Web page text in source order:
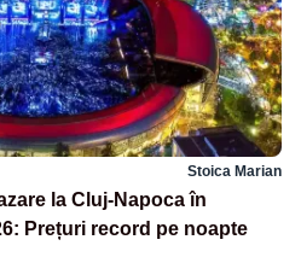
Stoica Marian
la Cluj-Napoca în
Prețuri record pe noapte